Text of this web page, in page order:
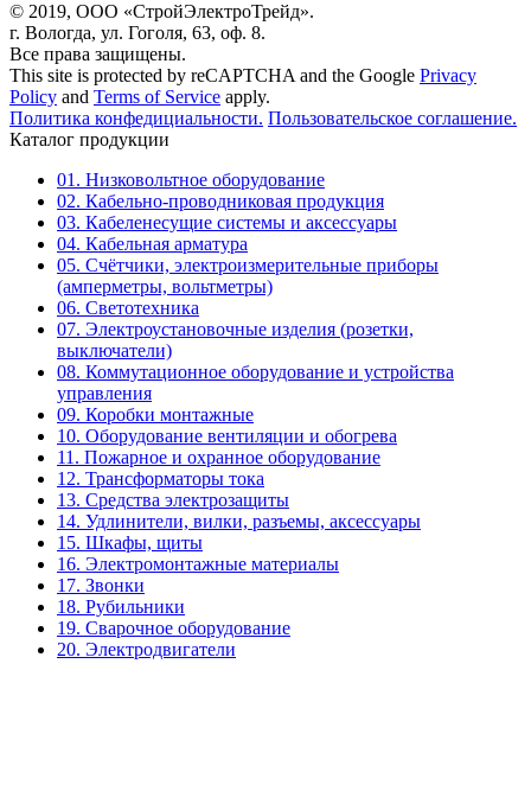
© 2019, ООО «СтройЭлектроТрейд».
г. Вологда, ул. Гоголя, 63, оф. 8.
Все права защищены.
This site is protected by reCAPTCHA and the Google Privacy
Policy and Terms of Service apply.
Политика конфедициальности. Пользовательское соглашение.
Каталог продукции
01. Низковольтное оборудование
02. Кабельно-проводниковая продукция
03. Кабеленесущие системы и аксессуары
04. Кабельная арматура
05. Счётчики, электроизмерительные приборы
(амперметры, вольтметры)
06. Светотехника
07. Электроустановочные изделия (розетки,
выключатели)
08. Коммутационное оборудование и устройства
управления
09. Коробки монтажные
10. Оборудование вентиляции и обогрева
11. Пожарное и охранное оборудование
12. Трансформаторы тока
13. Средства электрозащиты
14. Удлинители, вилки, разъемы, аксессуары
15. Шкафы, щиты
16. Электромонтажные материалы
17. Звонки
18. Рубильники
19. Сварочное оборудование
20. Электродвигатели